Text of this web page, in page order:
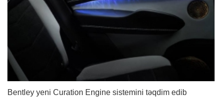
Bentley yeni Curation Engine sistemini təqdim edib